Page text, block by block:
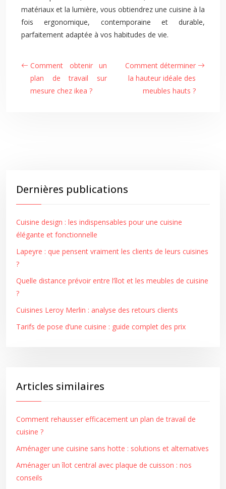
matériaux et la lumière, vous obtiendrez une cuisine à la
fois ergonomique, contemporaine et durable,
parfaitement adaptée à vos habitudes de vie.
Comment obtenir un
plan de travail sur
mesure chez ikea ?
Comment déterminer
la hauteur idéale des
meubles hauts ?
Dernières publications
Cuisine design : les indispensables pour une cuisine
élégante et fonctionnelle
Lapeyre : que pensent vraiment les clients de leurs cuisines
?
Quelle distance prévoir entre l’îlot et les meubles de cuisine
?
Cuisines Leroy Merlin : analyse des retours clients
Tarifs de pose d’une cuisine : guide complet des prix
Articles similaires
Comment rehausser efficacement un plan de travail de
cuisine ?
Aménager une cuisine sans hotte : solutions et alternatives
Aménager un îlot central avec plaque de cuisson : nos
conseils